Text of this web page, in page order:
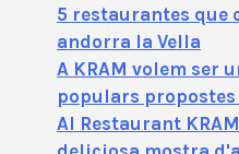
5 restaurantes que
andorra la Vella
A KRAM volem ser
populars
Al Restaurant